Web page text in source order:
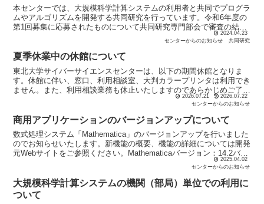
本センターでは、大規模科学計算システムの利用者と共同でプログラ
ムやアルゴリズムを開発する共同研究を行っています。令和6年度の
第1回募集に応募されたものについて共同研究専門部会で審査の結
果、14件が採択されましたのでお知らせします。詳細は以下...2024.04.23
センターからのお知らせ
共同研究
夏季休業中の休館について
東北大学サイバーサイエンスセンターは、以下の期間休館となりま
す。休館に伴い、窓口、利用相談室、大判カラープリンタは利用でき
ません。また、利用相談業務も休止いたしますのであらかじめご了承
ください。ただしこの期間中、スーパーコンピュータAOBA...
2026.07.21
2026.07.22
センターからのお知らせ
商用アプリケーションのバージョンアップについて
数式処理システム「Mathematica」のバージョンアップを行いました
のでお知らせいたします。新機能の概要、機能の詳細については開発
元Webサイトをご参照ください。Mathematicaバージョン：14.2バー
2025.04.02
センターからのお知らせ
大規模科学計算システムの機関（部局）単位での利用に
ついて